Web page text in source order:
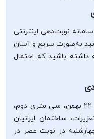
نوبت‌دهی اینترنتی
به‌صورت سریع و آسان
داشته باشید که احتمال
مطب دکتر روناک احمدی در کرمانشاه، ۲۲ بهمن، سی متری دوم،
ساختمان ایرانیان
در نوبت عصر در